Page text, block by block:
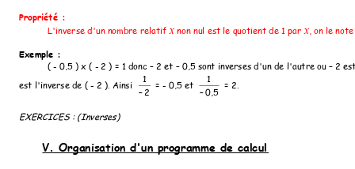
Propriété :
L'inverse d'un nombre relatif x non nul est le quotient de 1 par x, on le
Exemple :
( - 0,5 ) x ( - 2 ) = 1 donc – 2 et – 0,5 sont inverses d'un de l'autre ou – 2
est l'inverse de ( - 2 ). Ainsi
1
– 2
= - 0,5 et
1
–0,5
= 2.
EXERCICES : (Inverses)
V. Organisation d'un programme de calcul